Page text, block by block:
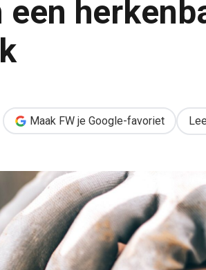
Maak FW je Google-favoriet